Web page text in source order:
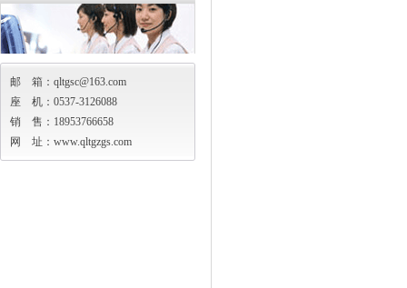
邮 箱：qltgsc@163.com
座 机：0537-3126088
销 售：18953766658
网 址： www.qltgzgs.com